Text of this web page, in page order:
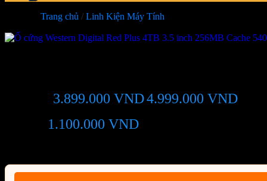
Trang chủ / Linh Kiện Máy Tính
3.899.000 VND4.999.000 VND
1.100.000 VND